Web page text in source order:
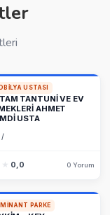
USTASI
TANTUNİ VE EV
AHMET
USTA
/
0,0 0 Yorum
PARKE